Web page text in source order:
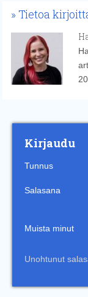
Tietoa
Kirjaudu
Tunnus
Salasana
Muista minut
Unohtunut